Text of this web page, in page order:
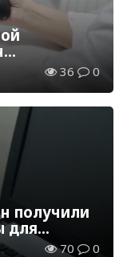
36 0
получили
для
70 0